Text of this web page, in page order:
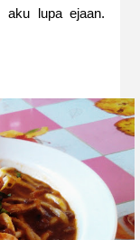
aku lupa ejaan.